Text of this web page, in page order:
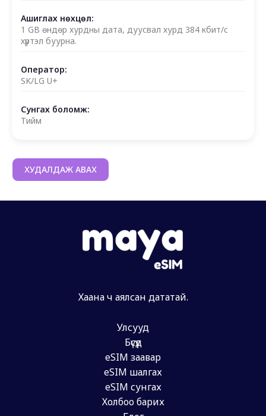
Ашиглах нөхцөл:
1 GB өндөр хурдны дата, дуусвал хурд 384 кбит/с
хүртэл буурна.
Оператор:
SK/LG U+
Сунгах боломж:
Тийм
ХУДАЛДАЖ АВАХ
Хаана ч аялсан дататай.
Улсууд
Бүсүүд
eSIM заавар
eSIM шалгах
eSIM сунгах
Холбоо барих